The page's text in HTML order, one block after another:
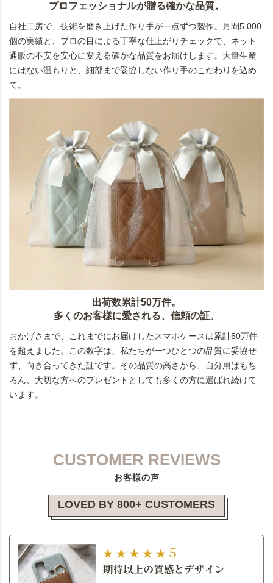
プロフェッショナルが贈る確かな品質。
自社工房で、技術を磨き上げた作り手が一点ずつ製作。月間5,000
個の実績と、プロの目による丁寧な仕上がりチェックで、ネット
通販の不安を安心に変える確かな品質をお届けします。大量生産
にはない温もりと、細部まで妥協しない作り手のこだわりを込め
て。
出荷数累計50万件。
多くのお客様に愛される、信頼の証。
おかげさまで、これまでにお届けしたスマホケースは累計50万件
を超えました。この数字は、私たちが一つひとつの品質に妥協せ
ず、向き合ってきた証です。その品質の高さから、自分用はもち
ろん、大切な方へのプレゼントとしても多くの方に選ばれ続けて
います。
CUSTOMER REVIEWS
お客様の声
LOVED BY 800+ CUSTOMERS